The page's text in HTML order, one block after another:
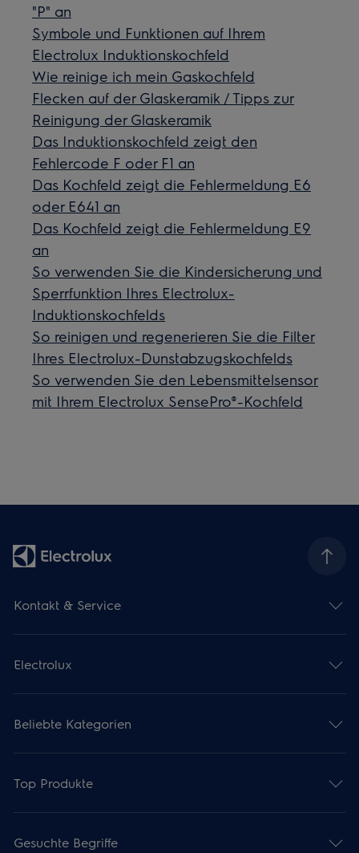
"P" an
Symbole und Funktionen auf Ihrem
Electrolux Induktionskochfeld
Wie reinige ich mein Gaskochfeld
Flecken auf der Glaskeramik / Tipps zur
Reinigung der Glaskeramik
Das Induktionskochfeld zeigt den
Fehlercode F oder F1 an
Das Kochfeld zeigt die Fehlermeldung E6
oder E641 an
Das Kochfeld zeigt die Fehlermeldung E9
an
So verwenden Sie die Kindersicherung und
Sperrfunktion Ihres Electrolux-
Induktionskochfelds
So reinigen und regenerieren Sie die Filter
Ihres Electrolux-Dunstabzugskochfelds
So verwenden Sie den Lebensmittelsensor
mit Ihrem Electrolux SensePro®-Kochfeld
Kontakt & Service
Electrolux
Beliebte Kategorien
Top Produkte
Gesuchte Begriffe